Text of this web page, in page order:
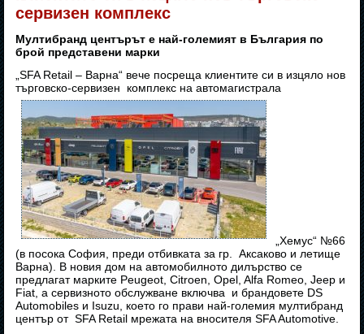
сервизен комплекс
Мултибранд центърът е най-големият в България по
брой представени марки
„SFA Retail – Варна“ вече посреща клиентите си в изцяло нов
търговско-сервизен комплекс на автомагистрала
„Хемус“ №66
(в посока София, преди отбивката за гр. Аксаково и летище
Варна). В новия дом на автомобилното дилърство се
предлагат марките Peugeot, Citroen, Opel, Alfa Romeo, Jeep и
Fiat, а сервизното обслужване включва и брандовете DS
Automobiles и Isuzu, което го прави най-големия мултибранд
център от SFA Retail мрежата на вносителя SFA Automotive.